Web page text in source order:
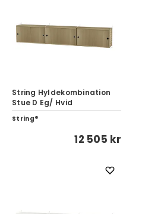
String Hyldekombination
Stue D Eg/ Hvid
String®
12 505 kr